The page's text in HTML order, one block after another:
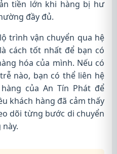
tiền lớn khi hàng bị hư
đầy đủ.
trình vận chuyển qua hệ
cách tốt nhất để bạn có
hóa của mình. Nếu có
nào, bạn có thể liên hệ
của An Tín Phát để
khách hàng đã cảm thấy
dõi từng bước di chuyển